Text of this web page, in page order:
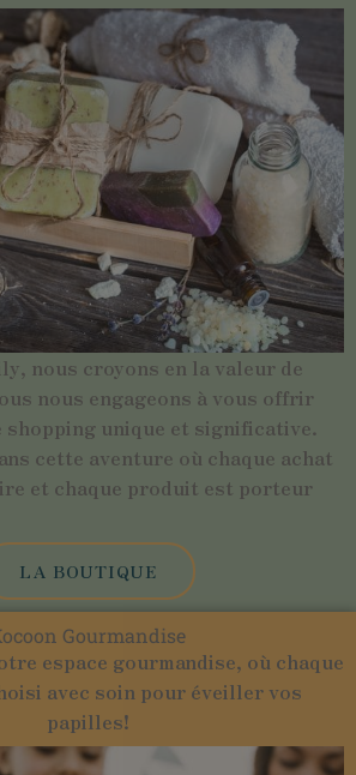
nous croyons en la valeur de
nous engageons à vous offrir
shopping unique et significative.
cette aventure où chaque achat
et chaque produit est porteur
LA BOUTIQUE
Gourmandise
espace gourmandise, où chaque
avec soin pour éveiller vos
papilles!